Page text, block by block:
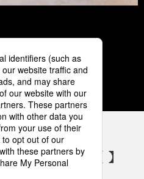
3 4 5
備 SNSアカウント